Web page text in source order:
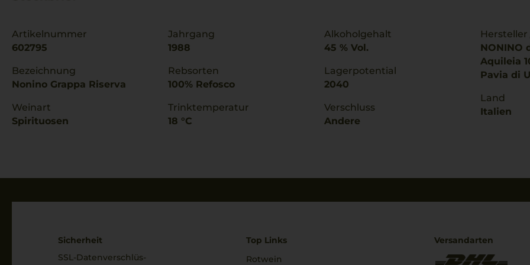
Artikelnummer
602795
Bezeichnung
Nonino Grappa Riserva
Weinart
Spirituosen
Jahrgang
1988
Rebsorten
100% Refosco
Trinktemperatur
18 °C
Alkoholgehalt
45 % Vol.
Lagerpotential
2040
Verschluss
Andere
NONINO
Aquileia
Pavia di
Land
Italien
Sicherheit
SSL-Daten­verschlüs­
Top Links
Rotwein
Versandarten